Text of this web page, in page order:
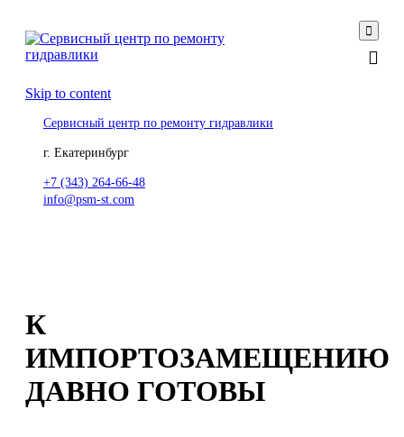

Skip to content
Сервисный центр по ремонту гидравлики
г. Екатеринбург
+7 (343) 264-66-48
info@psm-st.com
К
ИМПОРТОЗАМЕЩЕНИЮ
ДАВНО ГОТОВЫ